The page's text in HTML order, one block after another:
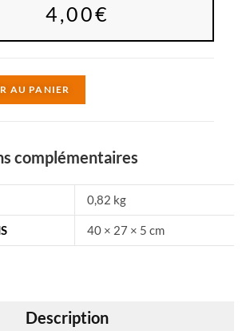
4,00€
AU PANIER
n
a
t
:
complémentaires
0,82 kg
40 × 27 × 5 cm
Description